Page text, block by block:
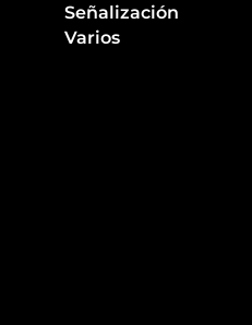
Señalización
Varios